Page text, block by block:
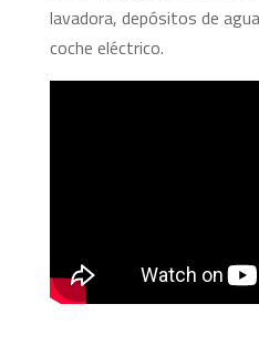
lavadora, depósitos de
coche eléctrico.